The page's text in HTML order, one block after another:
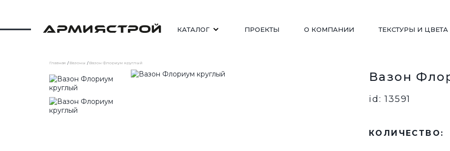
КАТАЛОГ
WORKOUT
ПРОЕКТЫ О КОМПАНИИ ТЕКСТУРЫ И ЦВЕТА
Главная Вазоны Вазон Флориум круглый
Вазон
id: 13591
КОЛИЧЕСТВО: